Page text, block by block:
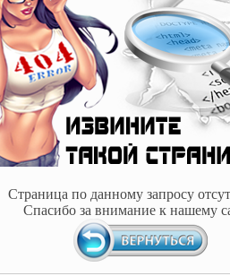
Страница по данному запросу
Спасибо за внимание к нашему